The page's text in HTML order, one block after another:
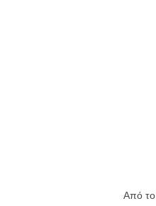
Από το